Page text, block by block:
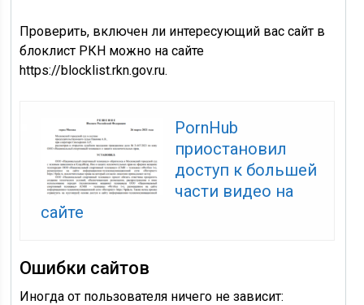
Проверить, включен ли интересующий вас сайт в
блоклист РКН можно на сайте
https://blocklist.rkn.gov.ru.
PornHub
приостановил
доступ к большей
части видео на
сайте
Ошибки сайтов
Иногда от пользователя ничего не зависит: